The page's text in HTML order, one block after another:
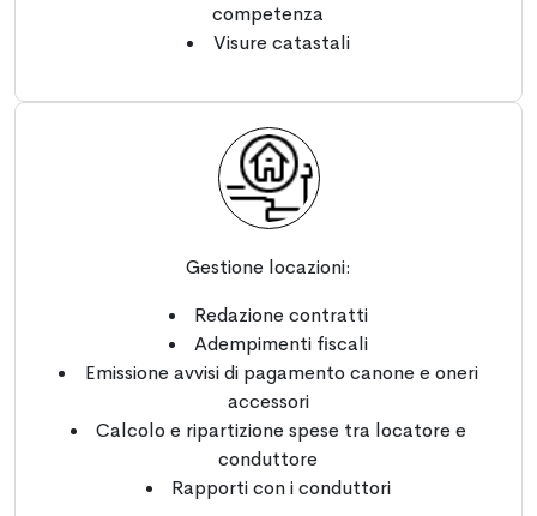
competenza
Visure catastali
Gestione locazioni:
Redazione contratti
Adempimenti fiscali
Emissione avvisi di pagamento canone e oneri
accessori
Calcolo e ripartizione spese tra locatore e
conduttore
Rapporti con i conduttori